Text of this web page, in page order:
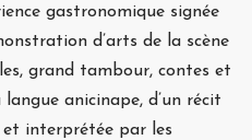
gastronomique signée
d’arts de la scène
grand tambour, contes et
langue anicinape, d’un récit
et interprétée par les